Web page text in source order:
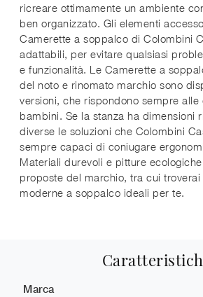
ricreare ottimamente un ambiente
ben organizzato. Gli elementi
Camerette a soppalco di Colombini
adattabili, per evitare qualsiasi
e funzionalità. Le Camerette a
del noto e rinomato marchio sono
versioni, che rispondono sempre alle
bambini. Se la stanza ha dimensioni
diverse le soluzioni che Colombini
sempre capaci di coniugare
Materiali durevoli e pitture
proposte del marchio, tra cui
moderne a soppalco ideali per te.
Marca